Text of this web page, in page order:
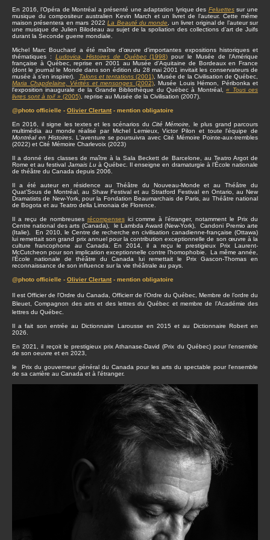
En 2016, l’Opéra de Montréal a présenté une adaptation lyrique des Feluettessur une
musique du compositeur australien Kevin March et un livret de l’auteur. Cette même
maison présentera en mars 2022La Beauté du monde
, un livret original de l’auteur sur
une musique de Julien Bilodeau au sujet de la spoliation des collections d’art de Juifs
durant la Seconde guerre mondiale.
Michel Marc Bouchard a été maître d'œuvre d'importantes expositions historiques et
thématiques : Ludovica, Histoires de Québec(1998) pour le Musée de l'Amérique
française à Québec, reprise en 2001 au Musée d'Aquitaine de Bordeaux en France
(dont le journal le Monde dans son édition du 28 mai 2001 invitait les conservateurs de
musée à s’en inspirer).
Talons et tentations(2001) , Musée de la Civilisation de Québec,
Maria Chapdelaine, Vérités et mensonges (2002), Musée Louis Hémon, Péribonka et
l'exposition inaugurale de la Grande Bibliothèque du Québec à Montréal,« Tous ces
livres sont à toi! » (2005) , reprise au Musée de la Civilisation (2007).
@photo officielle - Olivier Clertant- mention obligatoire
En 2016, il signe les textes et les scénarios du Cité Mémoire, le plus grand parcours
multimédia au monde réalisé par Michel Lemieux, Victor Pilon et toute l'équipe de
Montréal en Histoires. L'aventure se poursuivra avec Cité Mémoire Pointe-aux-trembles
(2022) et Cité Mémoire Charlevoix (2023)
Il a donné des classes de maître à la Sala Beckett de Barcelone, au Teatro Argot de
Rome et au festival Jamais Luà Québec. Il enseigne en dramaturgie à l’École nationale
de théâtre du Canada depuis 2006.
Il a été auteur en résidence au Théâtre du Nouveau-Monde et au Théâtre du
Quat’Sous de Montréal, au Shaw Festival et au Stratford Festival en Ontario, au New
Dramatists de New-York, pour la Fondation Beaumarchais de Paris, au Théâtre national
de Bogota et au Teatro della Limonaia de Florence.
Il a reçu de nombreuses récompensesici comme à l’étranger, notamment le Prix du
Centre national des arts (Canada), le Lambda Award (New-York), Candoni Premio arte
(Italie). En 2010, le Centre de recherche en civilisation canadienne-française (Ottawa)
lui remettait son grand prix annuel pour la contribution exceptionnelle de son œuvre à la
culture francophone au Canada. En 2014, il a reçu le prestigieux Prix Laurent-
McCutcheon pour son implication exceptionnelle contre l’homophobie. La même année,
l’École nationale de théâtre du Canada lui remettait le Prix Gascon-Thomas en
reconnaissance de son influence sur la vie théâtrale au pays.
@photo officielle - Olivier Clertant- mention obligatoire
Il est Officier de l'Ordre du Canada, Officierr de l'Ordre du Québec, Membre de l’ordre du
Bleuet, Compagnon des arts et des lettres du Québec et membre de l’Académie des
lettres du Québec.
Il a fait son entrée au Dictionnaire Larousse en 2015 et au Dictionnaire Robert en
2026.
En 2021, il reçoit le prestigieux prix Athanase-David (Prix du Québec) pour l’ensemble
de son oeuvre et en 2023,
le Prix du gouverneur général du Canada pour les arts du spectable pour l'ensemble
de sa carrière au Canada et à l'étranger.